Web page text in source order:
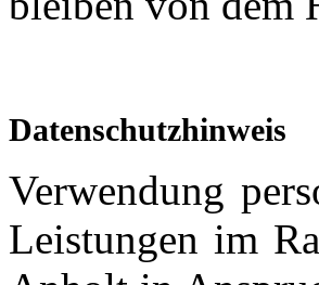
Datenschutzhinweis
Verwendung
Leistungen im